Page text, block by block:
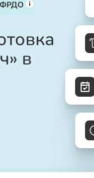
ФРДО i
в